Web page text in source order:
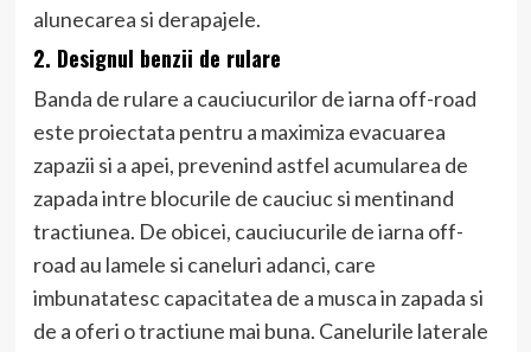
alunecarea si derapajele.
2. Designul benzii de rulare
Banda de rulare a cauciucurilor de iarna off-road
este proiectata pentru a maximiza evacuarea
zapazii si a apei, prevenind astfel acumularea de
zapada intre blocurile de cauciuc si mentinand
tractiunea. De obicei, cauciucurile de iarna off-
road au lamele si caneluri adanci, care
imbunatatesc capacitatea de a musca in zapada si
de a oferi o tractiune mai buna. Canelurile laterale